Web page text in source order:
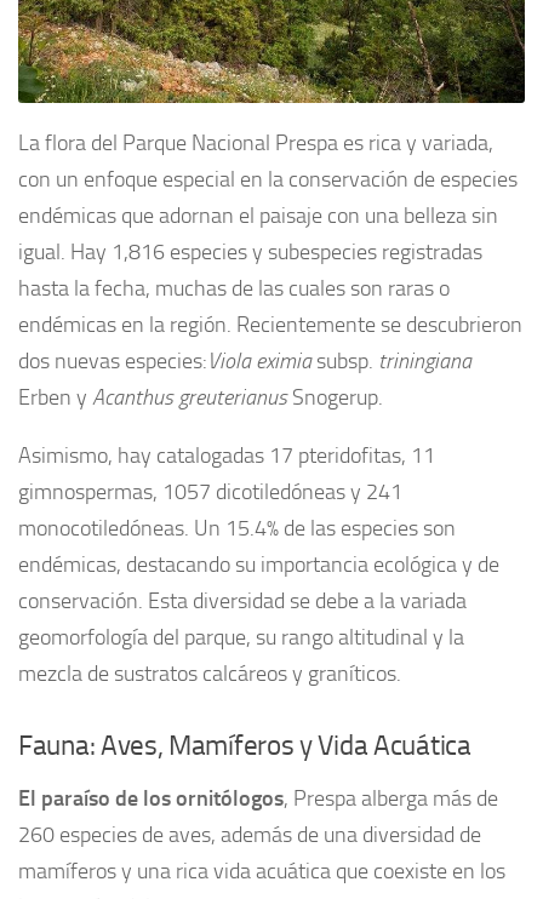
La flora del Parque Nacional Prespa es rica y variada,
con un enfoque especial en la conservación de especies
endémicas que adornan el paisaje con una belleza sin
igual. Hay 1,816 especies y subespecies registradas
hasta la fecha, muchas de las cuales son raras o
endémicas en la región. Recientemente se descubrieron
dos nuevas especies:Viola eximiasubsp. triningiana
Erben y Acanthus greuterianusSnogerup.
Asimismo, hay catalogadas 17 pteridofitas, 11
gimnospermas, 1057 dicotiledóneas y 241
monocotiledóneas. Un 15.4% de las especies son
endémicas, destacando su importancia ecológica y de
conservación. Esta diversidad se debe a la variada
geomorfología del parque, su rango altitudinal y la
mezcla de sustratos calcáreos y graníticos.
Fauna: Aves, Mamíferos y Vida Acuática
El paraíso de los ornitólogos, Prespa alberga más de
260 especies de aves, además de una diversidad de
mamíferos y una rica vida acuática que coexiste en los